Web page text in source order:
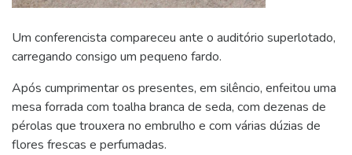
Um conferencista compareceu ante o auditório superlotado,
carregando consigo um pequeno fardo.
Após cumprimentar os presentes, em silêncio, enfeitou uma
mesa forrada com toalha branca de seda, com dezenas de
pérolas que trouxera no embrulho e com várias dúzias de
flores frescas e perfumadas.